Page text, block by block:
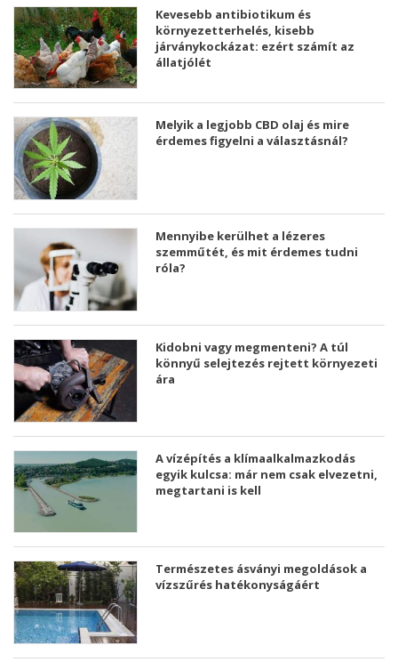
Kevesebb antibiotikum és
környezetterhelés, kisebb
járványkockázat: ezért számít az
állatjólét
Melyik a legjobb CBD olaj és mire
érdemes figyelni a választásnál?
Mennyibe kerülhet a lézeres
szemműtét, és mit érdemes tudni
róla?
Kidobni vagy megmenteni? A túl
könnyű selejtezés rejtett környezeti
ára
A vízépítés a klímaalkalmazkodás
egyik kulcsa: már nem csak elvezetni,
megtartani is kell
Természetes ásványi megoldások a
vízszűrés hatékonyságáért